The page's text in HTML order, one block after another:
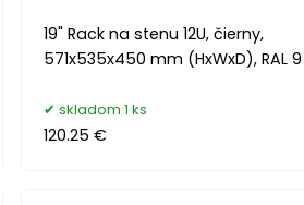
19" Rack na stenu 12U, čierny,
571x535x450 mm (HxWxD), RAL 9
skladom 1 ks
120.25 €